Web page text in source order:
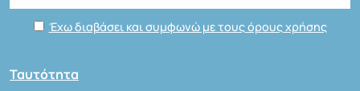
Έχω διαβάσει και συμφωνώ με τους όρους χρήσης
Ταυτότητα